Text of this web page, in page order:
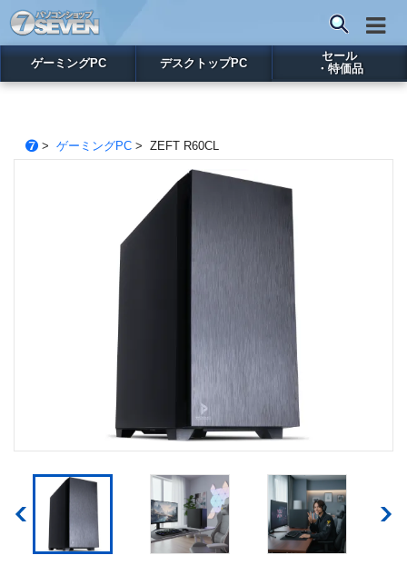
ゲーミングPC デスクトップPC
セール
・特価品
> ゲーミングPC> ZEFT R60CL